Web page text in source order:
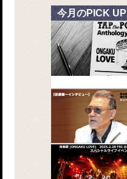
今月のPICK